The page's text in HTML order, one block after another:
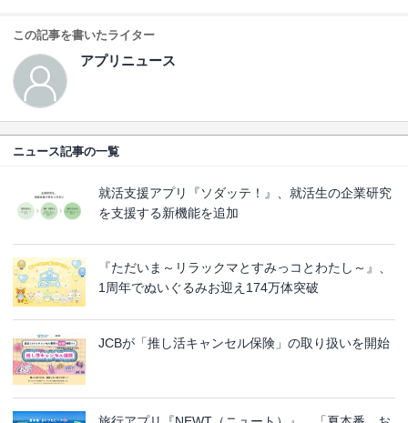
この記事を書いたライター
アプリニュース
ニュース記事の一覧
就活支援アプリ『ソダッテ！』、就活生の企業研究
を支援する新機能を追加
『ただいま～リラックマとすみっコとわたし～』、
1周年でぬいぐるみお迎え174万体突破
JCBが「推し活キャンセル保険」の取り扱いを開始